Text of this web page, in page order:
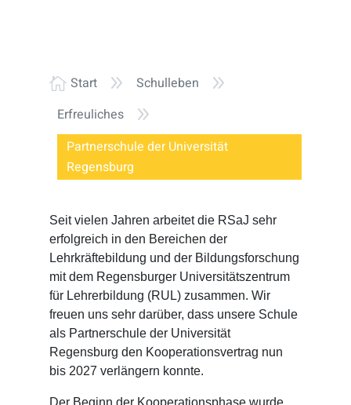
 Start 9 Schulleben 9
Erfreuliches 9
Partnerschule der Universität
Regensburg
Seit vielen Jahren arbeitet die RSaJ sehr
erfolgreich in den Bereichen der
Lehrkräftebildung und der Bildungsforschung
mit dem Regensburger Universitätszentrum
für Lehrerbildung (RUL) zusammen. Wir
freuen uns sehr darüber, dass unsere Schule
als Partnerschule der Universität
Regensburg den Kooperationsvertrag nun
bis 2027 verlängern konnte.
Der Beginn der Kooperationsphase wurde